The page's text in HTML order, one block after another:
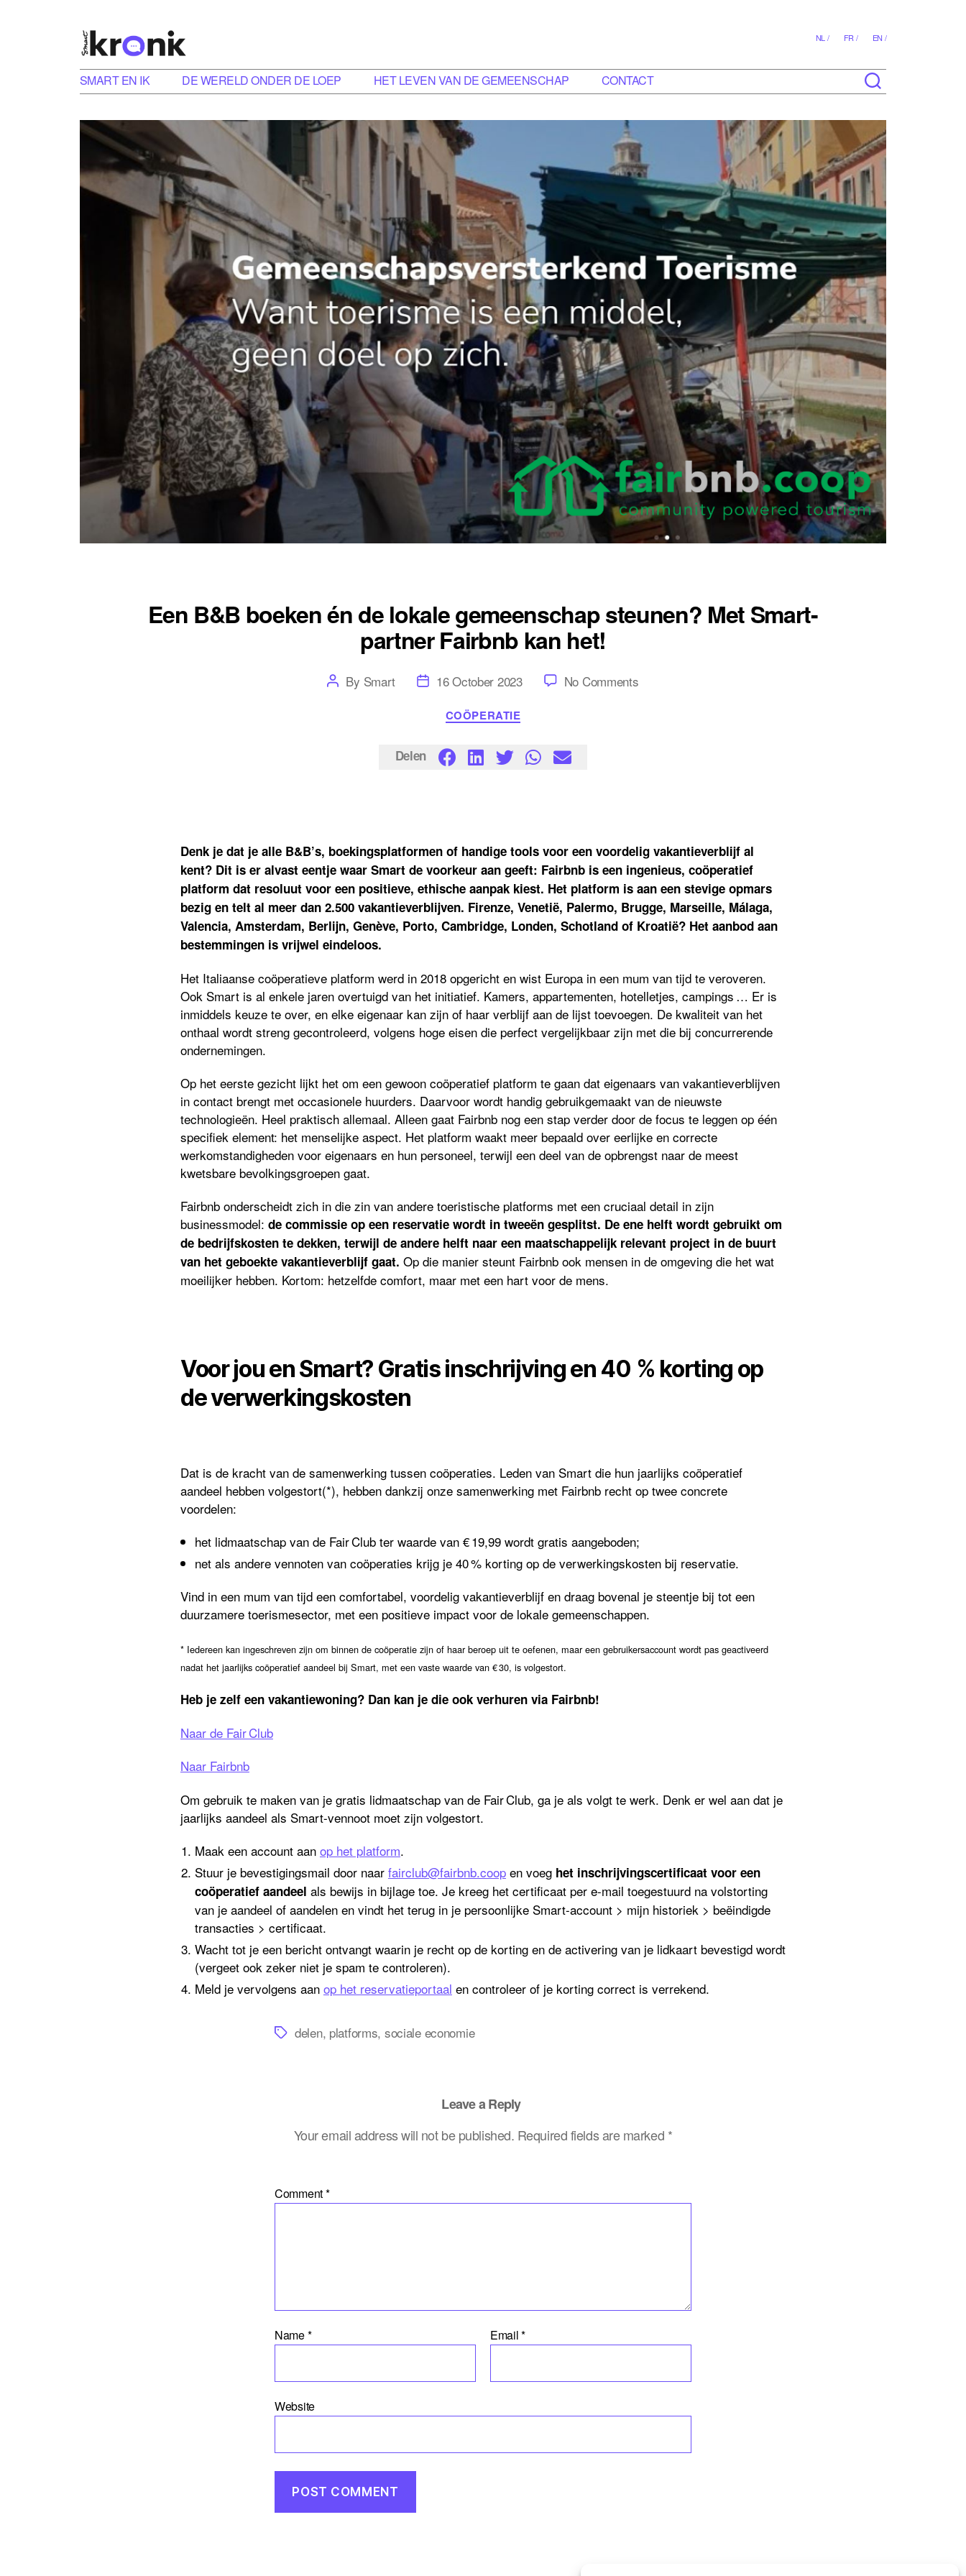
NL / FR / EN /
SMART EN IK DE WERELD ONDER DE LOEP HET LEVEN VAN DE GEMEENSCHAP CONTACT
Een B&B boeken én de lokale gemeenschap steunen? Met Smart-
partner Fairbnb kan het!
Post
author
By Smart Post
date
16 October 2023 No Commentson
het!
Categories
COÖPERATIE
Delen
Denk je dat je alle B&B’s, boekingsplatformen of handige tools voor een voordelig vakantieverblijf al
kent? Dit is er alvast eentje waar Smart de voorkeur aan geeft: Fairbnb is een ingenieus, coöperatief
platform dat resoluut voor een positieve, ethische aanpak kiest. Het platform is aan een stevige opmars
bezig en telt al meer dan 2.500 vakantieverblijven. Firenze, Venetië, Palermo, Brugge, Marseille, Málaga,
Valencia, Amsterdam, Berlijn, Genève, Porto, Cambridge, Londen, Schotland of Kroatië? Het aanbod aan
bestemmingen is vrijwel eindeloos.
Het Italiaanse coöperatieve platform werd in 2018 opgericht en wist Europa in een mum van tijd te veroveren.
Ook Smart is al enkele jaren overtuigd van het initiatief. Kamers, appartementen, hotelletjes, campings … Er is
inmiddels keuze te over, en elke eigenaar kan zijn of haar verblijf aan de lijst toevoegen. De kwaliteit van het
onthaal wordt streng gecontroleerd, volgens hoge eisen die perfect vergelijkbaar zijn met die bij concurrerende
ondernemingen.
Op het eerste gezicht lijkt het om een gewoon coöperatief platform te gaan dat eigenaars van vakantieverblijven
in contact brengt met occasionele huurders. Daarvoor wordt handig gebruikgemaakt van de nieuwste
technologieën. Heel praktisch allemaal. Alleen gaat Fairbnb nog een stap verder door de focus te leggen op één
specifiek element: het menselijke aspect. Het platform waakt meer bepaald over eerlijke en correcte
werkomstandigheden voor eigenaars en hun personeel, terwijl een deel van de opbrengst naar de meest
kwetsbare bevolkingsgroepen gaat.
Fairbnb onderscheidt zich in die zin van andere toeristische platforms met een cruciaal detail in zijn
businessmodel: de commissie op een reservatie wordt in tweeën gesplitst. De ene helft wordt gebruikt om
de bedrijfskosten te dekken, terwijl de andere helft naar een maatschappelijk relevant project in de buurt
van het geboekte vakantieverblijf gaat. Op die manier steunt Fairbnb ook mensen in de omgeving die het wat
moeilijker hebben. Kortom: hetzelfde comfort, maar met een hart voor de mens.
Voor jou en Smart? Gratis inschrijving en 40 % korting op
de verwerkingskosten
Dat is de kracht van de samenwerking tussen coöperaties. Leden van Smart die hun jaarlijks coöperatief
aandeel hebben volgestort(*), hebben dankzij onze samenwerking met Fairbnb recht op twee concrete
voordelen:
het lidmaatschap van de Fair Club ter waarde van € 19,99 wordt gratis aangeboden;
net als andere vennoten van coöperaties krijg je 40 % korting op de verwerkingskosten bij reservatie.
Vind in een mum van tijd een comfortabel, voordelig vakantieverblijf en draag bovenal je steentje bij tot een
duurzamere toerismesector, met een positieve impact voor de lokale gemeenschappen.
* Iedereen kan ingeschreven zijn om binnen de coöperatie zijn of haar beroep uit te oefenen, maar een gebruikersaccount wordt pas geactiveerd
nadat het jaarlijks coöperatief aandeel bij Smart, met een vaste waarde van € 30, is volgestort.
Heb je zelf een vakantiewoning? Dan kan je die ook verhuren via Fairbnb!
Naar de Fair Club
Naar Fairbnb
Om gebruik te maken van je gratis lidmaatschap van de Fair Club, ga je als volgt te werk. Denk er wel aan dat je
jaarlijks aandeel als Smart-vennoot moet zijn volgestort.
Maak een account aan op het platform.
Stuur je bevestigingsmail door naar fairclub@fairbnb.coopen voeg het inschrijvingscertificaat voor een
coöperatief aandeel als bewijs in bijlage toe. Je kreeg het certificaat per e-mail toegestuurd na volstorting
van je aandeel of aandelen en vindt het terug in je persoonlijke Smart-account > mijn historiek > beëindigde
transacties > certificaat.
Wacht tot je een bericht ontvangt waarin je recht op de korting en de activering van je lidkaart bevestigd wordt
(vergeet ook zeker niet je spam te controleren).
Meld je vervolgens aan op het reservatieportaal en controleer of je korting correct is verrekend.
Tagsdelen, platforms, sociale economie
Leave a Reply
Your email address will not be published. Required fields are marked *
Comment*
Name* Email*
Website